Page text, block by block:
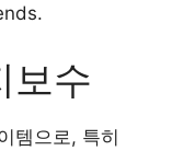
보수
템으로, 특히